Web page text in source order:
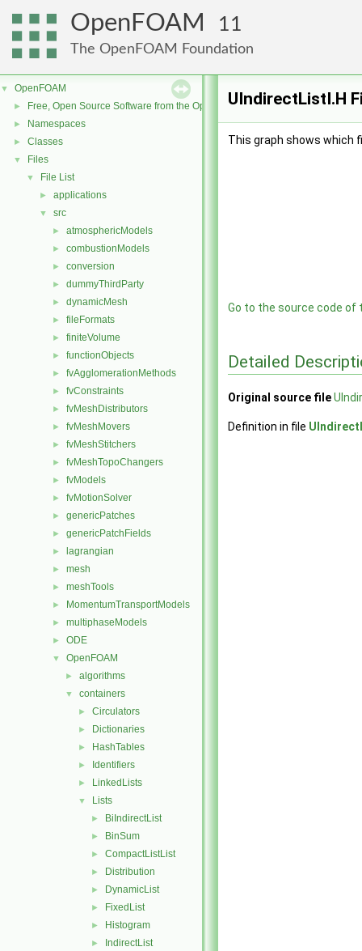
OpenFOAM 11
The OpenFOAM Foundation
▼ OpenFOAM
► Free, Open Source Software from the OpenFOAM Foundation
► Namespaces
► Classes
▼ Files
▼ File List
► applications
▼ src
► atmosphericModels
► combustionModels
► conversion
► dummyThirdParty
► dynamicMesh
► fileFormats
► finiteVolume
► functionObjects
► fvAgglomerationMethods
► fvConstraints
► fvMeshDistributors
► fvMeshMovers
► fvMeshStitchers
► fvMeshTopoChangers
► fvModels
► fvMotionSolver
► genericPatches
► genericPatchFields
► lagrangian
► mesh
► meshTools
► MomentumTransportModels
► multiphaseModels
► ODE
▼ OpenFOAM
► algorithms
▼ containers
► Circulators
► Dictionaries
► HashTables
► Identifiers
► LinkedLists
▼ Lists
► BiIndirectList
► BinSum
► CompactListList
► Distribution
► DynamicList
► FixedList
► Histogram
► IndirectList
UIndirectListI.H
This graph shows which
Go to the source code of
Detailed
Original source file
Definition in file